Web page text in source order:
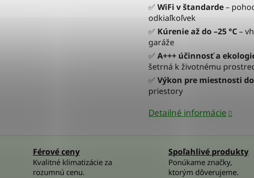
✅ WiFi v štandarde–
odkiaľkoľvek
✅ Kúrenie až do –25 °C–
garáže
✅ A+++ účinnosť a
šetrná k životnému
✅ Výkon pre miestnosti do
priestory
Detailné informácie
Férové ceny
Kvalitné klimatizácie za
rozumnú cenu.
Spoľahlivé produkty
Ponúkame značky,
ktorým dôverujeme.